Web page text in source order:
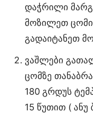
დაჭრილი
მოზილეთ
გადაიტანეთ
ვაშლები
ცომზე
180 გრდუს
15 წუთით (